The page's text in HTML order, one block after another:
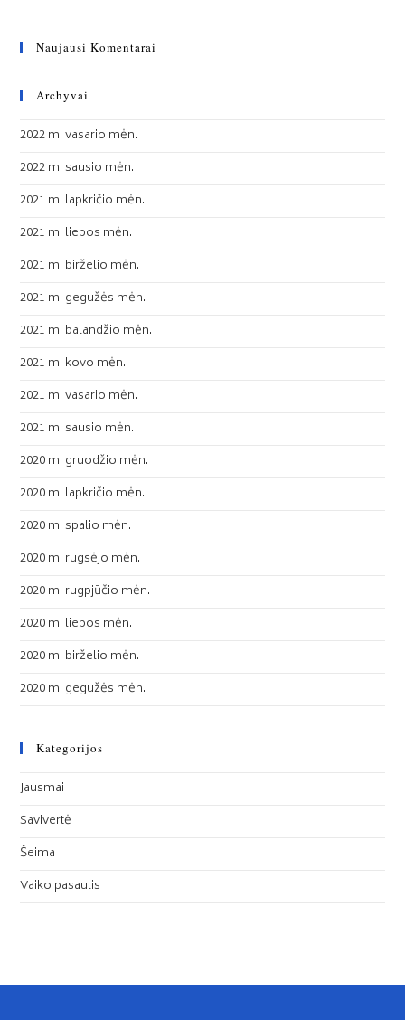
Naujausi Komentarai
Archyvai
2022 m. vasario mėn.
2022 m. sausio mėn.
2021 m. lapkričio mėn.
2021 m. liepos mėn.
2021 m. birželio mėn.
2021 m. gegužės mėn.
2021 m. balandžio mėn.
2021 m. kovo mėn.
2021 m. vasario mėn.
2021 m. sausio mėn.
2020 m. gruodžio mėn.
2020 m. lapkričio mėn.
2020 m. spalio mėn.
2020 m. rugsėjo mėn.
2020 m. rugpjūčio mėn.
2020 m. liepos mėn.
2020 m. birželio mėn.
2020 m. gegužės mėn.
Kategorijos
Jausmai
Savivertė
Šeima
Vaiko pasaulis